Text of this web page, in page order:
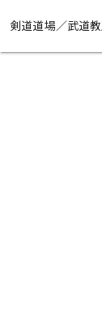
剣道道場／武道